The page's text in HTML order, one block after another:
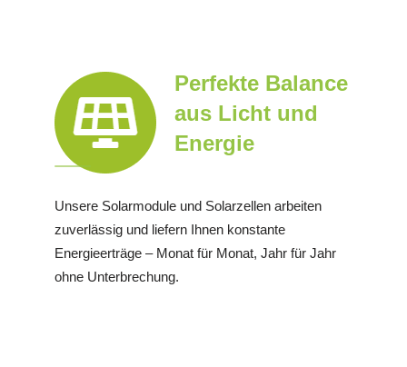
Perfekte Balance
aus Licht und
Energie
Unsere Solarmodule und Solarzellen arbeiten
zuverlässig und liefern Ihnen konstante
Energieerträge – Monat für Monat, Jahr für Jahr
ohne Unterbrechung.